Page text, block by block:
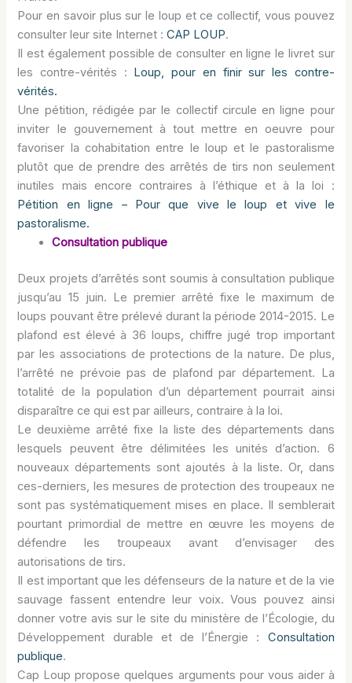
Pour en savoir plus sur le loup et ce collectif, vous pouvez
consulter leur site Internet :CAP LOUP.
Il est également possible de consulter en ligne le livret sur
les contre-vérités : Loup, pour en finir sur les contre-
vérités.
Une pétition, rédigée par le collectif circule en ligne pour
inviter le gouvernement à tout mettre en oeuvre pour
favoriser la cohabitation entre le loup et le pastoralisme
plutôt que de prendre des arrêtés de tirs non seulement
inutiles mais encore contraires à l’éthique et à la loi :
Pétition en ligne – Pour que vive le loup et vive le
pastoralisme.
Consultation publique
Deux projets d’arrêtés sont soumis à consultation publique
jusqu’au 15 juin. Le premier arrêté fixe le maximum de
loups pouvant être prélevé durant la période 2014-2015. Le
plafond est élevé à 36 loups, chiffre jugé trop important
par les associations de protections de la nature. De plus,
l’arrêté ne prévoie pas de plafond par département. La
totalité de la population d’un département pourrait ainsi
disparaître ce qui est par ailleurs, contraire à la loi.
Le deuxième arrêté fixe la liste des départements dans
lesquels peuvent être délimitées les unités d’action. 6
nouveaux départements sont ajoutés à la liste. Or, dans
ces-derniers, les mesures de protection des troupeaux ne
sont pas systématiquement mises en place. Il semblerait
pourtant primordial de mettre en œuvre les moyens de
défendre les troupeaux avant d’envisager des
autorisations de tirs.
Il est important que les défenseurs de la nature et de la vie
sauvage fassent entendre leur voix. Vous pouvez ainsi
donner votre avis sur le site du ministère de l’Écologie, du
Développement durable et de l’Énergie : Consultation
publique.
Cap Loup propose quelques arguments pour vous aider à